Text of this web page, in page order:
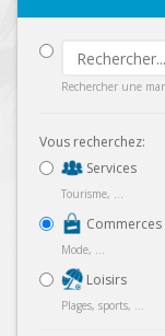
Rechercher une
Vous recherchez:
Services
Tourisme, ...
Commerces
Mode, ...
Loisirs
Plages, sports, ...